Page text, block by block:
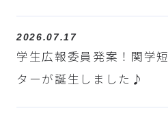
2026.07.17
学生広報委員発案！関学
ターが誕生しました♪